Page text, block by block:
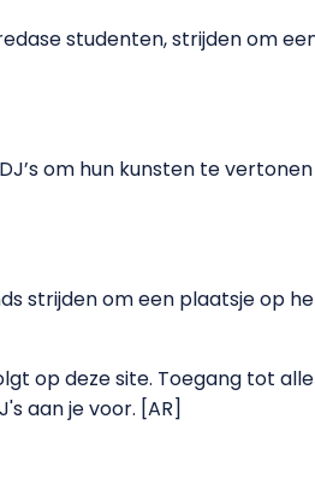
studenten, strijden om
om hun kunsten te
strijden om een plaatsje op
op deze site. Toegang tot
aan je voor. [AR]